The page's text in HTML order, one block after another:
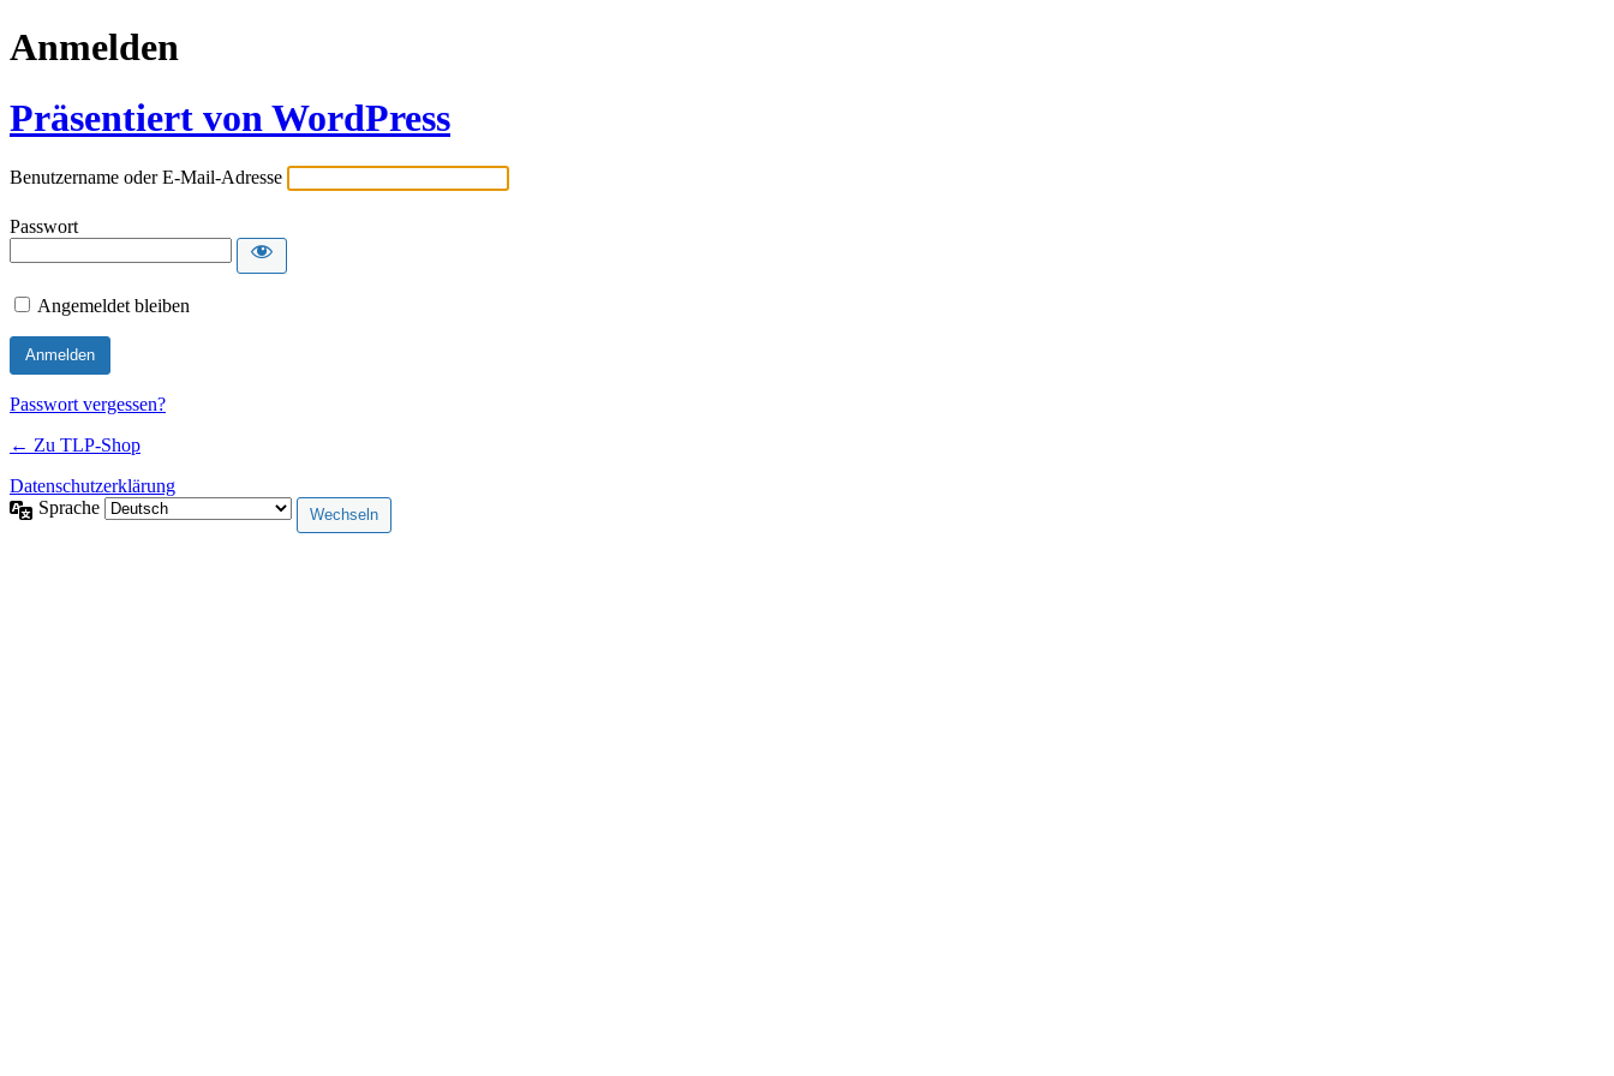
Anmelden
Präsentiert von WordPress
Benutzername oder E-Mail-Adresse
Passwort
Angemeldet bleiben
Passwort vergessen?
← Zu TLP-Shop
Datenschutzerklärung
Sprache